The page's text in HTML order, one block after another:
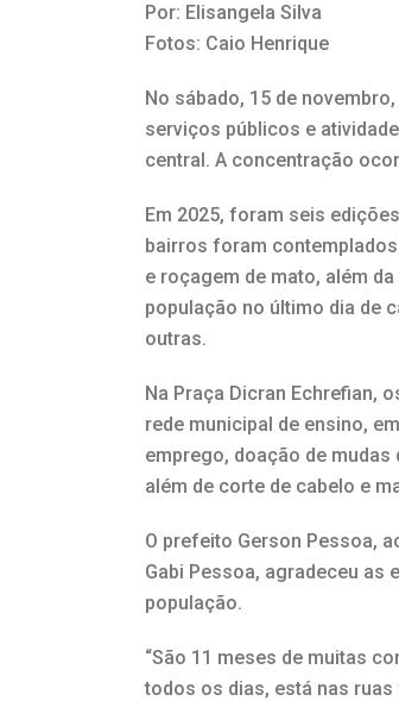
Por: Elisangela Silva
Fotos: Caio Henrique
No sábado, 15 de
serviços públicos e
central. A concentração
Em 2025, foram seis
bairros foram
e roçagem de mato, além
população no último dia de
outras.
Na Praça Dicran Echrefian,
rede municipal de ensino,
emprego, doação de
além de corte de cabelo e
O prefeito Gerson Pessoa,
Gabi Pessoa, agradeceu as
população.
“São 11 meses de muitas
todos os dias, está nas